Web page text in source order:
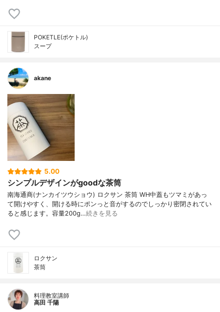
POKETLE(ポケトル)
スープ
akane
5.00
シンプルデザインがgoodな茶筒
南海通商(ナンカイツウショウ) ロクサン 茶筒 WH中蓋もツマミがあっ
て開けやすく、開ける時にポンっと音がするのでしっかり密閉されてい
ると感じます。容量200g…続きを見る
ロクサン
茶筒
料理教室講師
高田 千陽